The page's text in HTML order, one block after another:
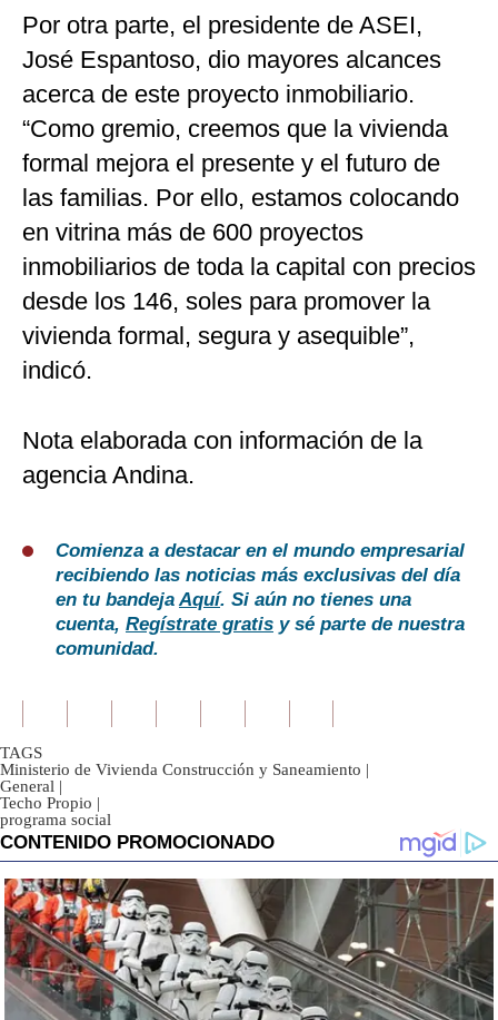
Por otra parte, el presidente de ASEI,
José Espantoso, dio mayores alcances
acerca de este proyecto inmobiliario.
“Como gremio, creemos que la vivienda
formal mejora el presente y el futuro de
las familias. Por ello, estamos colocando
en vitrina más de 600 proyectos
inmobiliarios de toda la capital con precios
desde los 146, soles para promover la
vivienda formal, segura y asequible”,
indicó.
Nota elaborada con información de la
agencia Andina.
Comienza a destacar en el mundo empresarial
recibiendo las noticias más exclusivas del día
en tu bandejaAquí. Si aún no tienes una
cuenta, Regístrate gratis y sé parte de nuestra
comunidad.
TAGS
Ministerio de Vivienda Construcción y Saneamiento |
General |
Techo Propio |
programa social